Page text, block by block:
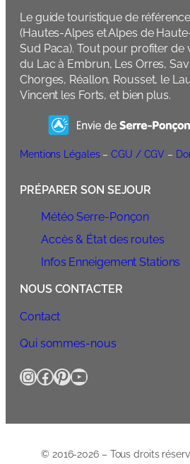
Le guide touristique de
(Hautes-Alpes et Alpes de
Sud Paca). Tout pour profiter
du Lac à Embrun, Les Orres,
Chorges, Réallon, Rousset, le
Vincent les Forts, et bien plus.
Mentions Légales–CGU / CGV –
PRÉPARER SON SEJOUR
Météo Serre-Ponçon
Accès & État des routes
Infos Enneigement Stations
NOUS CONTACTER
Contact
Qui sommes-nous
Instagram
Facebook
Pinterest
YouTube
© 2016-2026 – Tous droits